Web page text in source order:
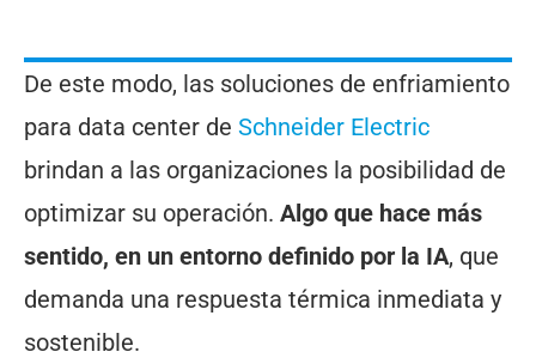
De este modo, las soluciones de enfriamiento
para data center de Schneider Electric
brindan a las organizaciones la posibilidad de
optimizar su operación. Algo que hace más
sentido, en un entorno definido por la IA, que
demanda una respuesta térmica inmediata y
sostenible.